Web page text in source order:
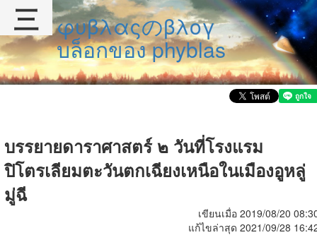
φυβλαςのβλογ
บล็อกของ phyblas
บรรยายดาราศาสตร์ ๒ วันที่โรงแรม
ปิโตรเลียมตะวันตกเฉียงเหนือในเมืองอูหลู่
มู่ฉี
เขียนเมื่อ 2019/08/20
แก้ไขล่าสุด 2021/09/28
三